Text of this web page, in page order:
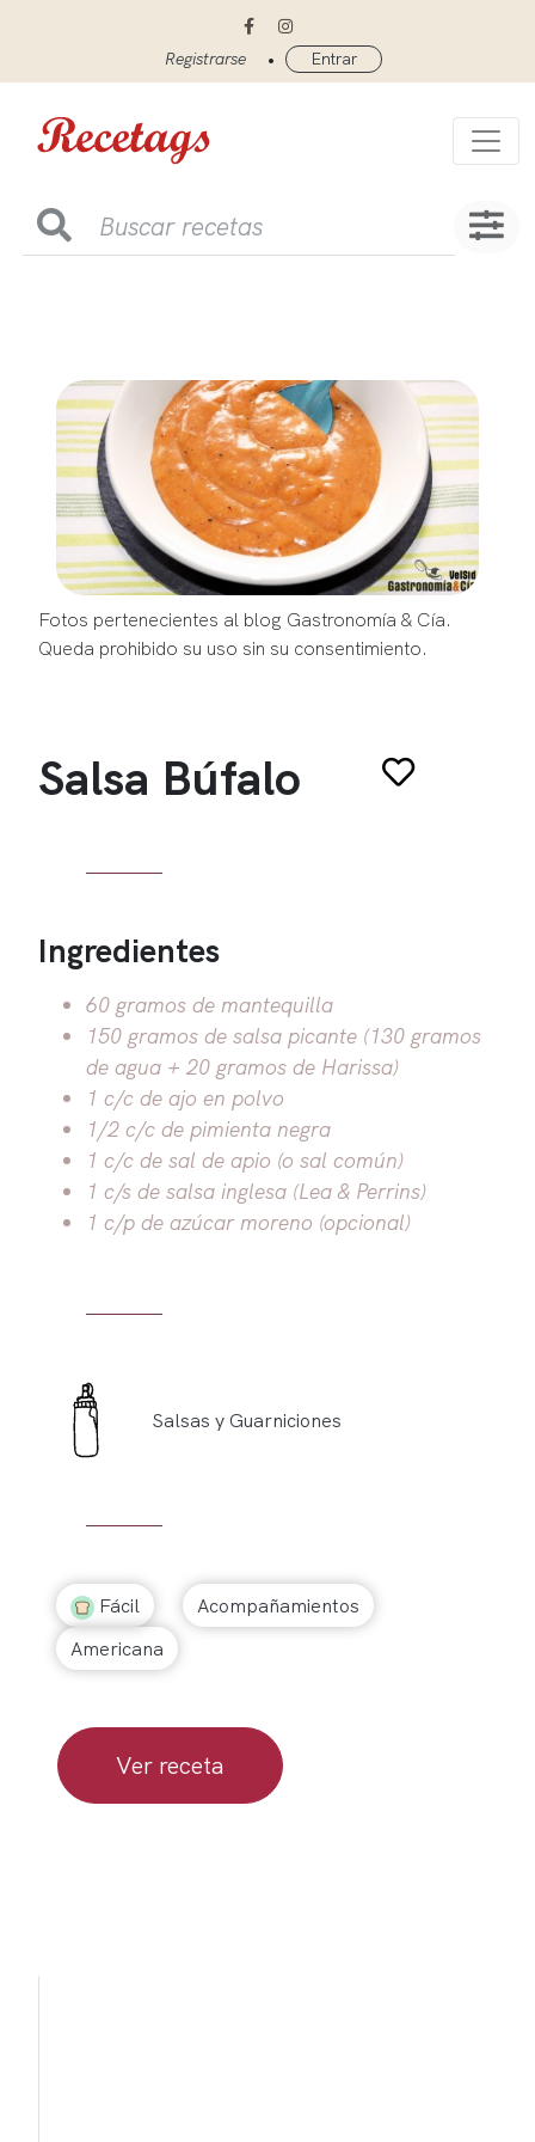
Registrarse • Entrar
Fotos pertenecientes al blog Gastronomía & Cía.
Queda prohibido su uso sin su consentimiento.
Salsa Búfalo
Ingredientes
60 gramos de mantequilla
150 gramos de salsa picante (130 gramos
de agua + 20 gramos de Harissa)
1 c/c de ajo en polvo
1/2 c/c de pimienta negra
1 c/c de sal de apio (o sal común)
1 c/s de salsa inglesa (Lea & Perrins)
1 c/p de azúcar moreno (opcional)
Salsas y Guarniciones
Fácil
Acompañamientos
Americana
Ver receta